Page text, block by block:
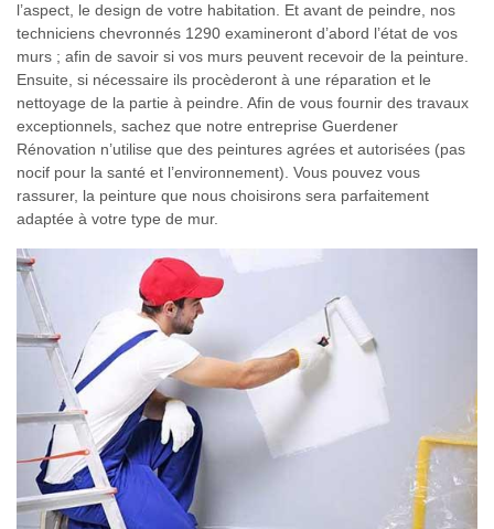
l’aspect, le design de votre habitation. Et avant de peindre, nos
techniciens chevronnés 1290 examineront d’abord l’état de vos
murs ; afin de savoir si vos murs peuvent recevoir de la peinture.
Ensuite, si nécessaire ils procèderont à une réparation et le
nettoyage de la partie à peindre. Afin de vous fournir des travaux
exceptionnels, sachez que notre entreprise Guerdener
Rénovation n’utilise que des peintures agrées et autorisées (pas
nocif pour la santé et l’environnement). Vous pouvez vous
rassurer, la peinture que nous choisirons sera parfaitement
adaptée à votre type de mur.